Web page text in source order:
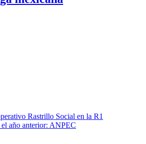
Rastrillo Social en la R1
año anterior: ANPEC